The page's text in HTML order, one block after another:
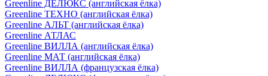
Greenline ДЕЛЮКС (английская ёлка)
Greenline ТЕХНО (английская ёлка)
Greenline АЛЬТ (английская ёлка)
Greenline АТЛАС
Greenline ВИЛЛА (английская ёлка)
Greenline МАТ (английская ёлка)
Greenline ВИЛЛА (французская ёлка)